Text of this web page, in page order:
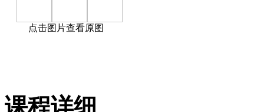
点击图片查看原图
课程详细